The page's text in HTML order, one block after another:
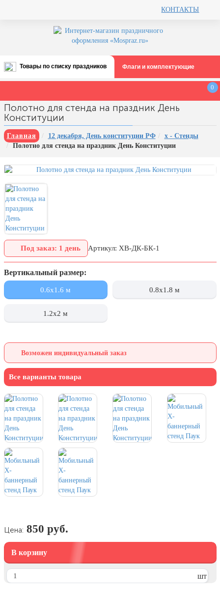
КОНТАКТЫ
Товары по списку праздников
Все праздники
августа)
12 августа, День ВВС
22 августа, День Государственного
флага РФ
День шахтера (последнее
воскресенье августа)
1 сентября, День знаний
3 сентября, День солидарности в
борьбе с терроризмом
День города Москвы (первая суббота
сентября)
День нефтяника (первое воскресенье
8 сентября, День танкиста (второе
воскресенье сентября)
пожилых людей
25 октября, День Таможенника
Российской Федерации
Хэллоуин
4 ноября, День народного единства
7 ноября, День проведения военного
парада на Красной площади
10 ноября, День сотрудника органов
внутренних дел РФ
19 ноября, День Ракетных Войск и
Артиллерии
День матери (последнее воскресенье
ноября)
5 декабря, День начала
Флаги и комплектующие
0
Полотно для стенда на праздник День
Конституции
Главная 12 декабря, День конституции РФ
х - Стенды
Полотно для стенда на праздник День Конституции
Под заказ: 1 день Артикул: ХВ-ДК-БК-1
Вертикальный размер:
0.6x1.6 м 0.8x1.8 м
1.2x2 м
Возможен индивидуальный заказ
Все варианты товара
Цена: 850 руб.
В корзину
шт